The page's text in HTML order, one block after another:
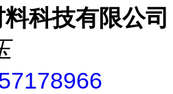
科技有限公司